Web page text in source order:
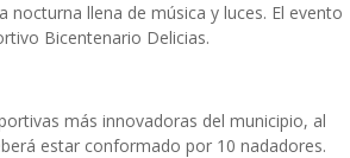
llena de música y luces. El evento
Bicentenario Delicias.
más innovadoras del municipio, al
estar conformado por 10 nadadores.